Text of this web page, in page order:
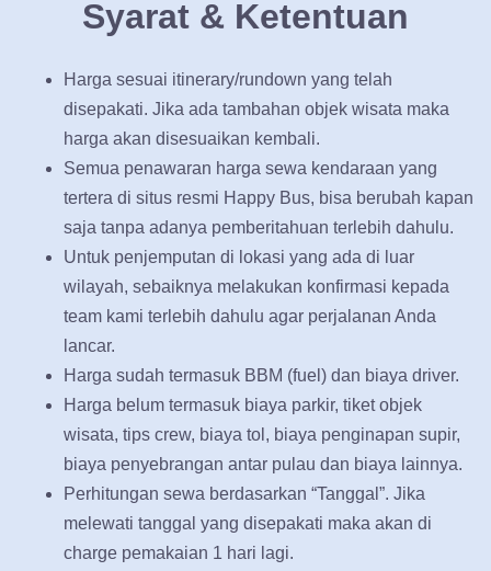
Syarat & Ketentuan
Harga sesuai itinerary/rundown yang telah
disepakati. Jika ada tambahan objek wisata maka
harga akan disesuaikan kembali.
Semua penawaran harga sewa kendaraan yang
tertera di situs resmi Happy Bus, bisa berubah kapan
saja tanpa adanya pemberitahuan terlebih dahulu.
Untuk penjemputan di lokasi yang ada di luar
wilayah, sebaiknya melakukan konfirmasi kepada
team kami terlebih dahulu agar perjalanan Anda
lancar.
Harga sudah termasuk BBM (fuel) dan biaya driver.
Harga belum termasuk biaya parkir, tiket objek
wisata, tips crew, biaya tol, biaya penginapan supir,
biaya penyebrangan antar pulau dan biaya lainnya.
Perhitungan sewa berdasarkan “Tanggal”. Jika
melewati tanggal yang disepakati maka akan di
charge pemakaian 1 hari lagi.